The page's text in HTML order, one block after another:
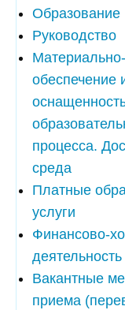
Образование
Руководство
обеспечение
процесса.
среда
Платные
услуги
Финансово-
деятельность
Вакантные
приема